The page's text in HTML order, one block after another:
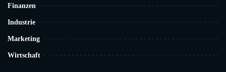
Finanzen
Industrie
Marketing
Wirtschaft